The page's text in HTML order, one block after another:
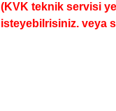
(KVK teknik servisi
isteyebilrisiniz. veya